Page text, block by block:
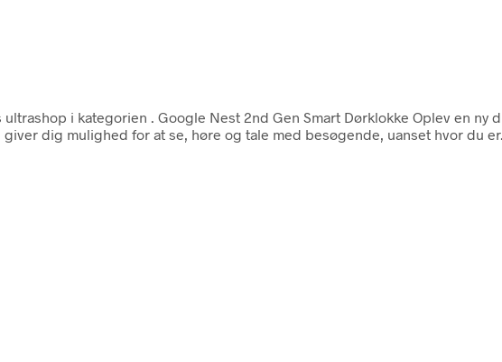
ultrashop i kategorien
. Google Nest 2nd Gen Smart Dørklokke Oplev en
dig mulighed for at se, høre og tale med besøgende, uanset hvor du